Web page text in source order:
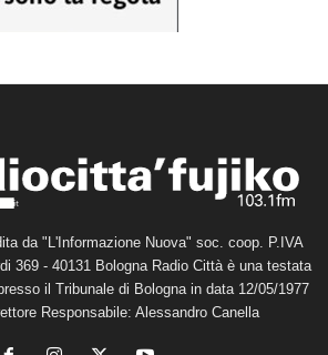
da "L'Informazione Nuova" soc. coop. P.IVA
369 - 40131 Bologna Radio Città è una testata
il Tribunale di Bologna in data 12/05/1977
Responsabile: Alessandro Canella